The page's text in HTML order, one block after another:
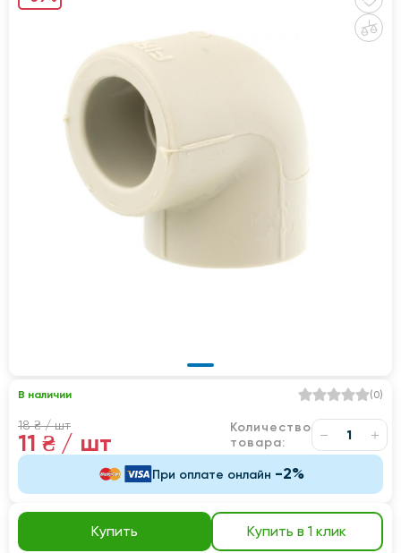
В наличии (0)
18 ₴/ шт
11 ₴/ шт
Количество
товара:
При оплате онлайн -2%
Купить Купить в 1 клик